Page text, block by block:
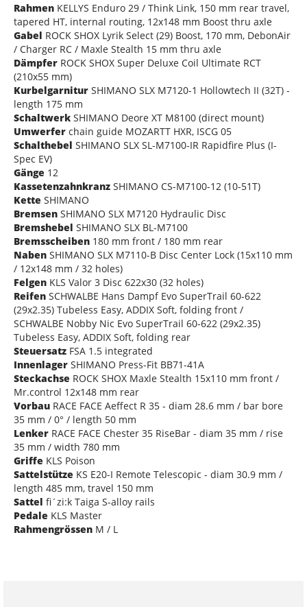
Rahmen KELLYS Enduro 29 / Think Link, 150 mm rear travel,
tapered HT, internal routing, 12x148 mm Boost thru axle
Gabel ROCK SHOX Lyrik Select (29) Boost, 170 mm, DebonAir
/ Charger RC / Maxle Stealth 15 mm thru axle
Dämpfer ROCK SHOX Super Deluxe Coil Ultimate RCT
(210x55 mm)
Kurbelgarnitur SHIMANO SLX M7120-1 Hollowtech II (32T) -
length 175 mm
Schaltwerk SHIMANO Deore XT M8100 (direct mount)
Umwerfer chain guide MOZARTT HXR, ISCG 05
Schalthebel SHIMANO SLX SL-M7100-IR Rapidfire Plus (I-
Spec EV)
Gänge 12
Kassetenzahnkranz SHIMANO CS-M7100-12 (10-51T)
Kette SHIMANO
Bremsen SHIMANO SLX M7120 Hydraulic Disc
Bremshebel SHIMANO SLX BL-M7100
Bremsscheiben 180 mm front / 180 mm rear
Naben SHIMANO SLX M7110-B Disc Center Lock (15x110 mm
/ 12x148 mm / 32 holes)
Felgen KLS Valor 3 Disc 622x30 (32 holes)
Reifen SCHWALBE Hans Dampf Evo SuperTrail 60-622
(29x2.35) Tubeless Easy, ADDIX Soft, folding front /
SCHWALBE Nobby Nic Evo SuperTrail 60-622 (29x2.35)
Tubeless Easy, ADDIX Soft, folding rear
Steuersatz FSA 1.5 integrated
Innenlager SHIMANO Press-Fit BB71-41A
Steckachse ROCK SHOX Maxle Stealth 15x110 mm front /
Mr.control 12x148 mm rear
Vorbau RACE FACE Aeffect R 35 - diam 28.6 mm / bar bore
35 mm / 0° / length 50 mm
Lenker RACE FACE Chester 35 RiseBar - diam 35 mm / rise
35 mm / width 780 mm
Griffe KLS Poison
Sattelstütze KS E20-I Remote Telescopic - diam 30.9 mm /
length 485 mm, travel 150 mm
Sattel fi´zi:k Taiga S-alloy rails
Pedale KLS Master
Rahmengrössen M / L